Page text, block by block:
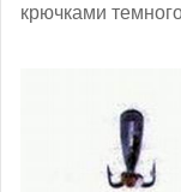
крючками